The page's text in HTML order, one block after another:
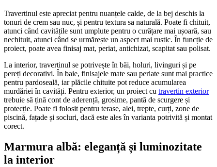
Travertinul este apreciat pentru nuanțele calde, de la bej deschis la
tonuri de crem sau nuc, și pentru textura sa naturală. Poate fi chituit,
atunci când cavitățile sunt umplute pentru o curățare mai ușoară, sau
nechituit, atunci când se urmărește un aspect mai rustic. În funcție de
proiect, poate avea finisaj mat, periat, antichizat, scapitat sau polisat.
La interior, travertinul se potrivește în băi, holuri, livinguri și pe
pereți decorativi. În baie, finisajele mate sau periate sunt mai practice
pentru pardoseală, iar plăcile chituite pot reduce acumularea
murdăriei în cavități. Pentru exterior, un proiect cu travertin exterior
trebuie să țină cont de aderență, grosime, pantă de scurgere și
protecție. Poate fi folosit pentru terase, alei, trepte, curți, zone de
piscină, fațade și socluri, dacă este ales în varianta potrivită și montat
corect.
Marmura albă: eleganță și luminozitate
la interior